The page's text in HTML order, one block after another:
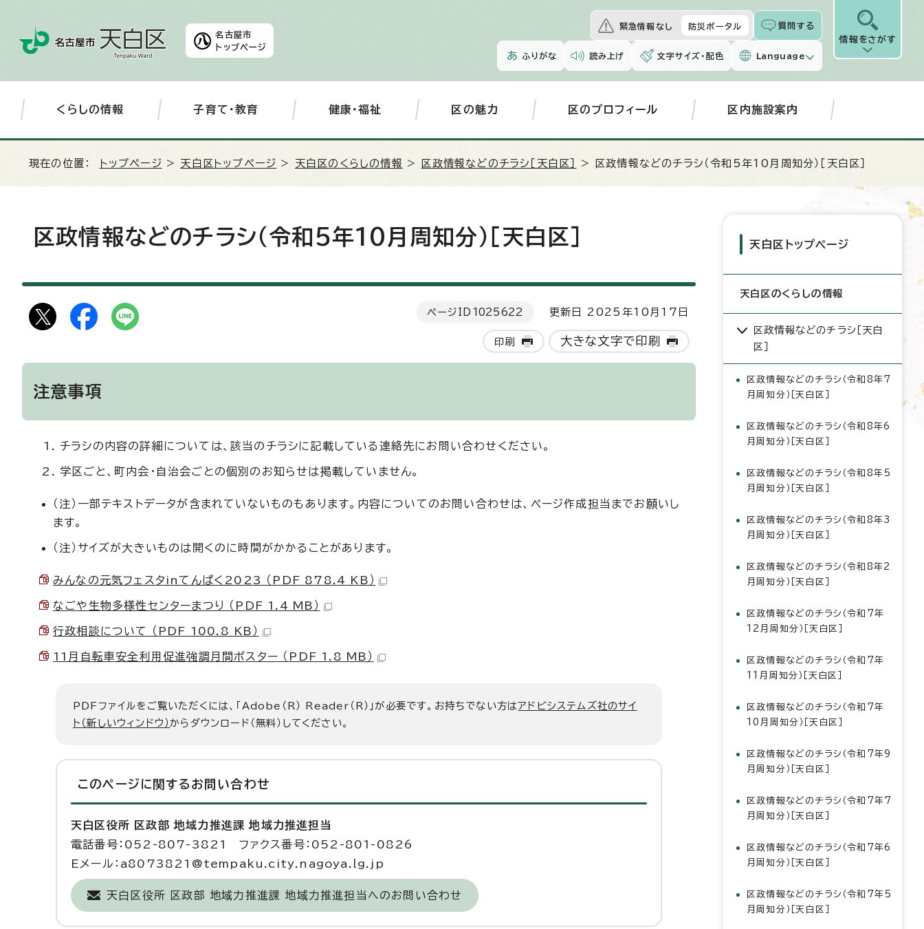
名古屋市
トップページ
緊急情報なし 防災ポータル 質問する
ふりがな 読み上げ 文字サイズ・配色 Language
情報をさがす
くらしの情報 子育て・教育 健康・福祉 区の魅力 区のプロフィール 区内施設案内
現在の位置： トップページ > 天白区トップページ > 天白区のくらしの情報 > 区政情報などのチラシ［天白区］ > 区政情報などのチラシ（令和5年10月周知分）［天白区］
区政情報などのチラシ（令和5年10月周知分）［天白区］
ページID 1025622 更新日 2025年10月17日
印刷 大きな文字で印刷
注意事項
チラシの内容の詳細については、該当のチラシに記載している連絡先にお問い合わせください。
学区ごと、町内会・自治会ごとの個別のお知らせは掲載していません。
（注）一部テキストデータが含まれていないものもあります。内容についてのお問い合わせは、ページ作成担当までお願いし
ます。
（注）サイズが大きいものは開くのに時間がかかることがあります。
みんなの元気フェスタinてんぱく2023 （PDF 878.4 KB）
なごや生物多様性センターまつり （PDF 1.4 MB）
行政相談について （PDF 100.8 KB）
11月自転車安全利用促進強調月間ポスター （PDF 1.8 MB）
PDFファイルをご覧いただくには、「Adobe（R） Reader（R）」が必要です。お持ちでない方はアドビシステムズ社のサイ
ト（新しいウィンドウ）からダウンロード（無料）してください。
このページに関する お問い合わせ
天白区役所 区政部 地域力推進課 地域力推進担当
電話番号：052-807-3821 ファクス番号：052-801-0826
Eメール：a8073821@tempaku.city.nagoya.lg.jp
天白区役所 区政部 地域力推進課 地域力推進担当へのお問い合わせ
天白区トップページ
天白区のくらしの情報
区政情報などのチラシ［天白
区］
区政情報などのチラシ（令和8年7
月周知分）［天白区］
区政情報などのチラシ（令和8年6
月周知分）［天白区］
区政情報などのチラシ（令和8年5
月周知分）［天白区］
区政情報などのチラシ（令和8年3
月周知分）［天白区］
区政情報などのチラシ（令和8年2
月周知分）［天白区］
区政情報などのチラシ（令和7年
12月周知分）［天白区］
区政情報などのチラシ（令和7年
11月周知分）［天白区］
区政情報などのチラシ（令和7年
10月周知分）［天白区］
区政情報などのチラシ（令和7年9
月周知分）［天白区］
区政情報などのチラシ（令和7年7
月周知分）［天白区］
区政情報などのチラシ（令和7年6
月周知分）［天白区］
区政情報などのチラシ（令和7年5
月周知分）［天白区］